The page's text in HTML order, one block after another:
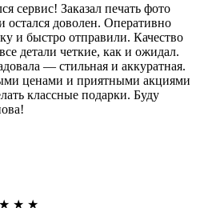
сервис! Заказал печать фото
остался доволен. Оперативно
и быстро отправили. Качество
детали четкие, как и ожидал.
— стильная и аккуратная.
ценами и приятными акциями
классные подарки. Буду
★ ★ ★